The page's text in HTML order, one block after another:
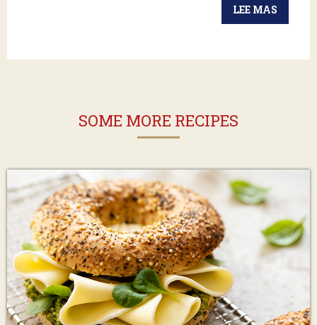
LEE MAS
SOME MORE RECIPES